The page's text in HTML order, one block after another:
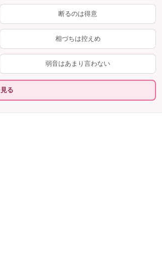
断るのは得意
相づちは控えめ
弱音はあまり言わない
る